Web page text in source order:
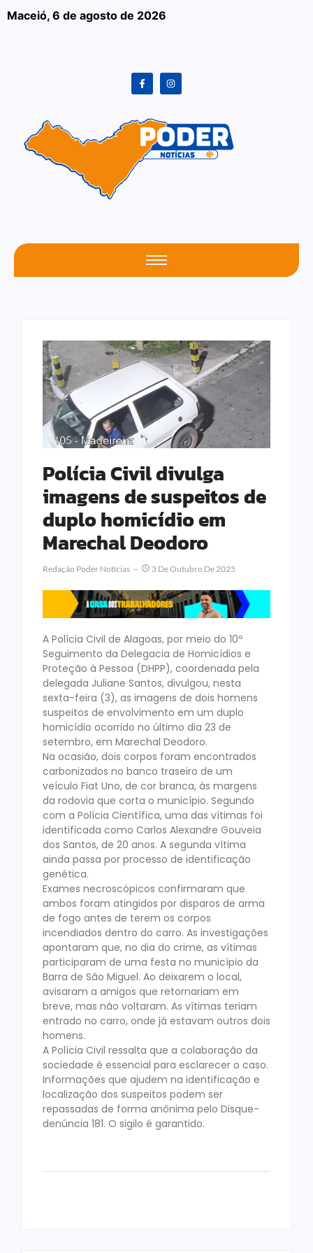
Maceió, 6 de agosto de 2026
Polícia Civil divulga
imagens de suspeitos de
duplo homicídio em
Marechal Deodoro
Redação Poder Notícias 3 De Outubro De 2025
A Polícia Civil de Alagoas, por meio do 10º
Seguimento da Delegacia de Homicídios e
Proteção à Pessoa (DHPP), coordenada pela
delegada Juliane Santos, divulgou, nesta
sexta-feira (3), as imagens de dois homens
suspeitos de envolvimento em um duplo
homicídio ocorrido no último dia 23 de
setembro, em Marechal Deodoro.
Na ocasião, dois corpos foram encontrados
carbonizados no banco traseiro de um
veículo Fiat Uno, de cor branca, às margens
da rodovia que corta o município. Segundo
com a Polícia Científica, uma das vítimas foi
identificada como Carlos Alexandre Gouveia
dos Santos, de 20 anos. A segunda vítima
ainda passa por processo de identificação
genética.
Exames necroscópicos confirmaram que
ambos foram atingidos por disparos de arma
de fogo antes de terem os corpos
incendiados dentro do carro. As investigações
apontaram que, no dia do crime, as vítimas
participaram de uma festa no município da
Barra de São Miguel. Ao deixarem o local,
avisaram a amigos que retornariam em
breve, mas não voltaram. As vítimas teriam
entrado no carro, onde já estavam outros dois
homens.
A Polícia Civil ressalta que a colaboração da
sociedade é essencial para esclarecer o caso.
Informações que ajudem na identificação e
localização dos suspeitos podem ser
repassadas de forma anônima pelo Disque-
denúncia 181. O sigilo é garantido.